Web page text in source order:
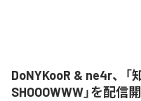
DoNYKooR & ne4r、
SHOOOWWW」を配信